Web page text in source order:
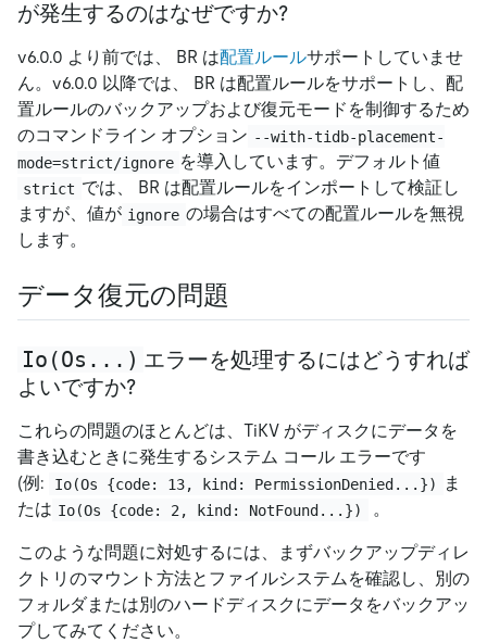
が発生するのはなぜですか?
v6.0.0 より前では、 BR は配置ルールサポートしていませ
ん。v6.0.0 以降では、 BR は配置ルールをサポートし、配
置ルールのバックアップおよび復元モードを制御するため
のコマンドライン オプション --with-tidb-placement-
mode=strict/ignore を導入しています。デフォルト値
strict では、 BR は配置ルールをインポートして検証し
ますが、値が ignore の場合はすべての配置ルールを無視
します。
データ復元の問題
Io(Os...) エラーを処理するにはどうすれば
よいですか?
これらの問題のほとんどは、TiKV がディスクにデータを
書き込むときに発生するシステム コール エラーです
(例:
Io(Os {code: 13, kind: PermissionDenied...})
ま
たは Io(Os {code: 2, kind: NotFound...}) 。
このような問題に対処するには、まずバックアップディレ
クトリのマウント方法とファイルシステムを確認し、別の
フォルダまたは別のハードディスクにデータをバックアッ
プしてみてください。